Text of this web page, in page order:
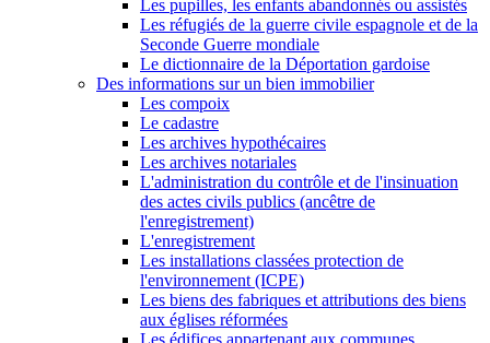
Les pupilles, les enfants abandonnés ou assistés
Les réfugiés de la guerre civile espagnole et de la
Seconde Guerre mondiale
Le dictionnaire de la Déportation gardoise
Des informations sur un bien immobilier
Les compoix
Le cadastre
Les archives hypothécaires
Les archives notariales
L'administration du contrôle et de l'insinuation
des actes civils publics (ancêtre de
l'enregistrement)
L'enregistrement
Les installations classées protection de
l'environnement (ICPE)
Les biens des fabriques et attributions des biens
aux églises réformées
Les édifices appartenant aux communes